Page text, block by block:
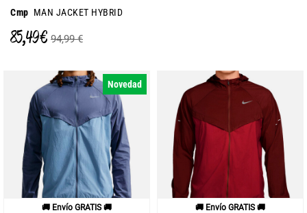
Cmp MAN JACKET HYBRID
85,49 € 94,99 €
Novedad
🚚 Envío GRATIS 🚚 🚚 Envío GRATIS 🚚